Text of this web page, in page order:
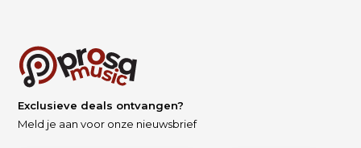
Exclusieve deals ontvangen?
Meld je aan voor onze nieuwsbrief